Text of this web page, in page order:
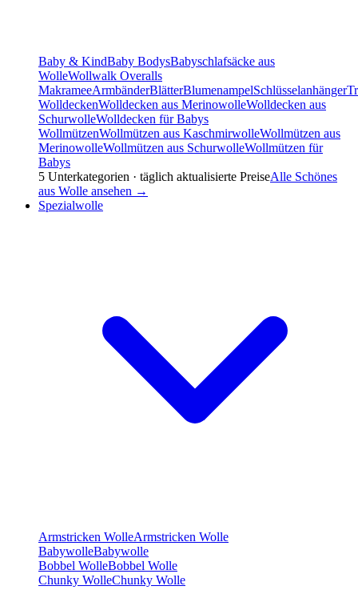
Baby & KindBaby BodysBabyschlafsäcke aus
WolleWollwalk Overalls
MakrameeArmbänderBlätterBlumenampelSchlüsselanhänger
WolldeckenWolldecken aus MerinowolleWolldecken aus
SchurwolleWolldecken für Babys
WollmützenWollmützen aus KaschmirwolleWollmützen aus
MerinowolleWollmützen aus SchurwolleWollmützen für
Babys
5 Unterkategorien · täglich aktualisierte PreiseAlle Schönes
aus Wolle ansehen →
Spezialwolle
Armstricken WolleArmstricken Wolle
BabywolleBabywolle
Bobbel WolleBobbel Wolle
Chunky WolleChunky Wolle